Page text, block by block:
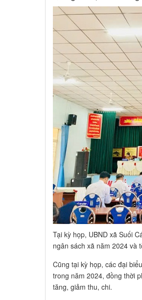
Tại kỳ họp, UBND xã Suối
ngân sách xã năm 2024 và
Cũng tại kỳ họp, các đại
trong năm 2024, đồng thời
tăng, giảm thu, chi.